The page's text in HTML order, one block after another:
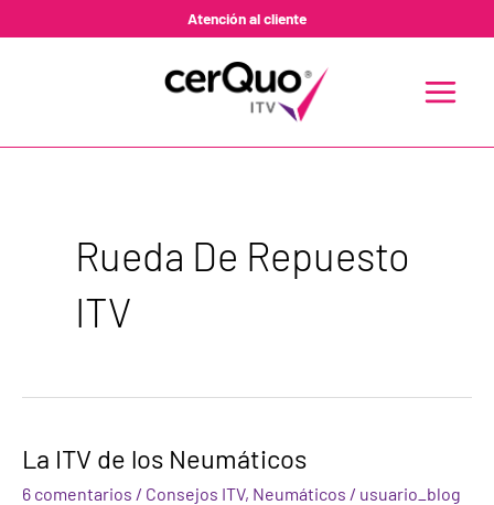
Atención al cliente
MENU
Rueda De Repuesto
ITV
La ITV de los Neumáticos
6 comentarios / Consejos ITV, Neumáticos / usuario_blog
La
ITV
de